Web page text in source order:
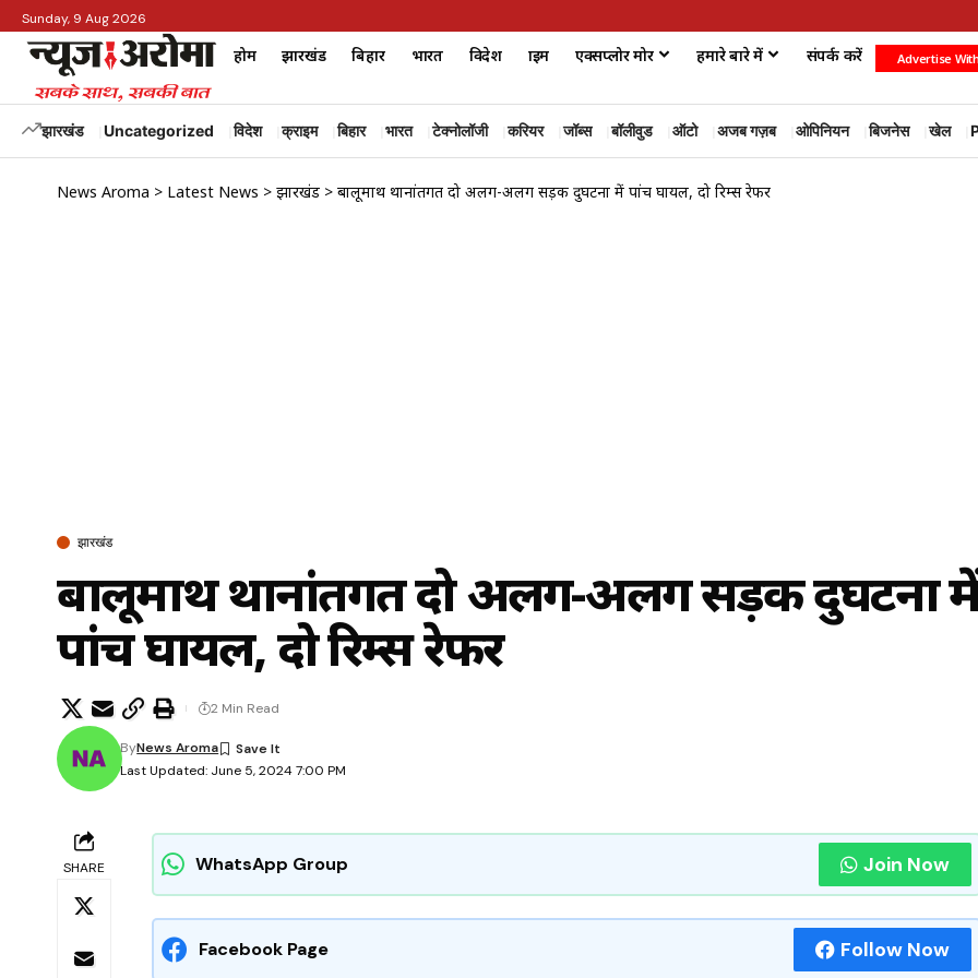
Sunday, 9 Aug 2026
होम झारखंड बिहार भारत विदेश क्राइम एक्सप्लोर मोर हमारे बारे में संपर्क करें Advertise
झारखंड Uncategorized विदेश क्राइम बिहार भारत टेक्नोलॉजी करियर जॉब्स बॉलीवुड ऑटो अजब गज़ब ओपिनियन बिजनेस खेल
News Aroma > Latest News > झारखंड > बालूमाथ थानांतर्गत दो अलग-अलग सड़क दुर्घटना में पांच घायल, दो रिम्स रेफर
झारखंड
बालूमाथ थानांतर्गत दो अलग-अलग सड़क दुर्घटना
पांच घायल, दो रिम्स रेफर
Last Updated: June 5, 2024 7:00 PM
ByNews Aroma
2 Min Read
SHARE WhatsApp Group Join Now
Facebook Page Follow Now